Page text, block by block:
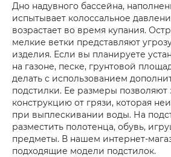
Дно надувного бассейна,
испытывает колоссальное
возрастает во время купания.
мелкие ветки представляют
изделия. Если вы планируете
на газоне, песке, грунтовой
делать с использованием
подстилки. Ее размеры позволяют
конструкцию от грязи, которая
при выплескивании воды. На
разместить полотенца, обувь,
предметы. В нашем интернет-
подходящие модели подстилок.